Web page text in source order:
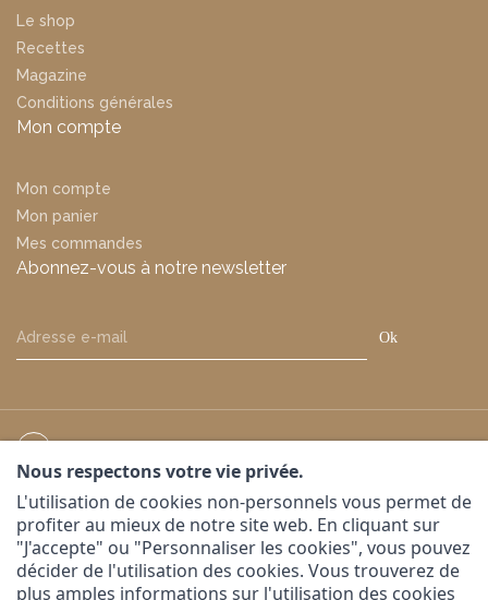
Nous respectons votre vie privée.
L'utilisation de cookies non-personnels vous permet de
profiter au mieux de notre site web. En cliquant sur
"J'accepte" ou "Personnaliser les cookies", vous pouvez
décider de l'utilisation des cookies. Vous trouverez de
plus amples informations sur l'utilisation des cookies
Le shop
Recettes
Magazine
Conditions générales
Mon compte
Mon compte
Mon panier
Mes commandes
Abonnez-vous à notre newsletter
Ok
Suivez-nous sur